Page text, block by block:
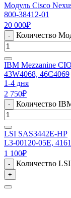
Модуль Cisco
800-38412-01
20 000₽
- Количество
IBM Mezzanine
43W4068, 46C4069
1-4 дня
2 750₽
- Количество
LSI SAS3442E-HP
L3-00120-05E,
1 100₽
- Количество
+